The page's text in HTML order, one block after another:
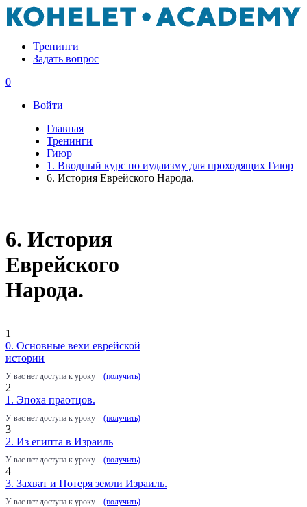
Тренинги
Задать вопрос
0
Войти
Главная
Тренинги
Гиюр
1. Вводный курc по иудаизму для проходящих Гиюр
6. История Еврейского Народа.
6. История
Еврейского
Народа.
1
0. Основные вехи еврейской
истории
У вас нет доступа к уроку (получить)
2
1. Эпоха праотцов.
У вас нет доступа к уроку (получить)
3
2. Из египта в Израиль
У вас нет доступа к уроку (получить)
4
3. Захват и Потеря земли Израиль.
У вас нет доступа к уроку (получить)